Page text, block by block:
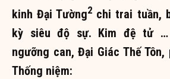
kinh Đại Tường2 chi trai tuần,
kỳ siêu độ sự. Kim đệ tử …
ngưỡng can, Đại Giác Thế
Thống niệm: